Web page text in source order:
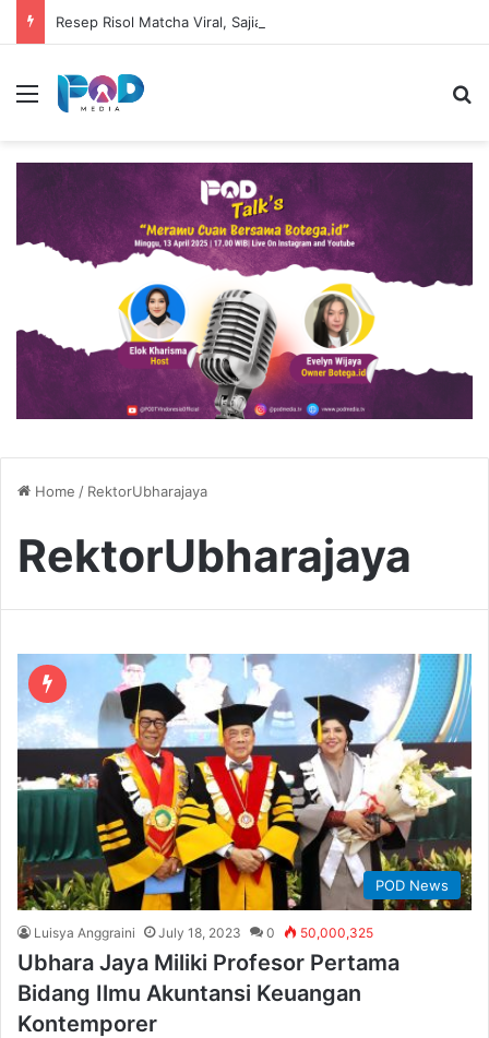
Resep Risol Matcha Viral, Sajian Nikmat Buka Puasa
Menu
Home / RektorUbharajaya
RektorUbharajaya
POD News
Luisya Anggraini July 18, 2023 0 50,000,325
Ubhara Jaya Miliki Profesor Pertama
Bidang Ilmu Akuntansi Keuangan
Kontemporer